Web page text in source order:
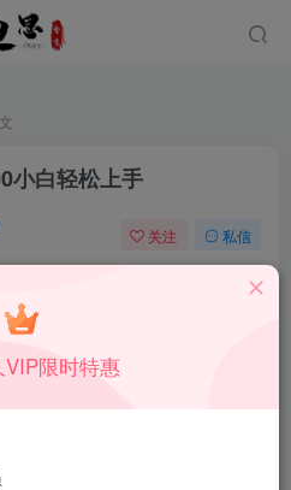
小白轻松上手
关注 私信
轻松上手
看 限时特惠